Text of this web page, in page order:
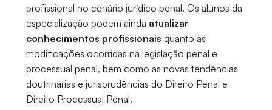
profissional no cenário jurídico penal. Os alunos da
especialização podem ainda atualizar
conhecimentos profissionais quanto às
modificações ocorridas na legislação penal e
processual penal, bem como as novas tendências
doutrinárias e jurisprudências do Direito Penal e
Direito Processual Penal.